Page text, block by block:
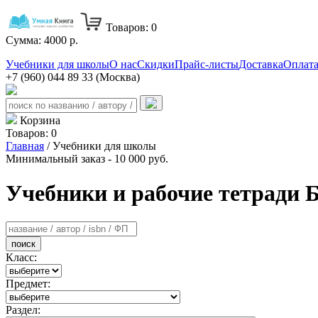
Товаров:0
Сумма: 4000 р.
Учебники для школыО насСкидкиПрайс-листыДоставкаОплата
+7 (960) 044 89 33 (Москва)
Корзина
Товаров: 0
Главная / Учебники для школы
Минимальный заказ - 10 000 руб.
Учебники и рабочие тетради
поиск
Класс:
Предмет:
Раздел: